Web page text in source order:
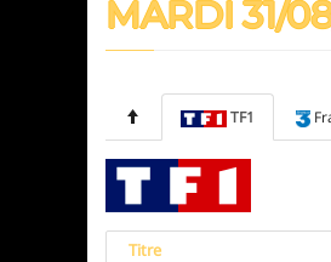
MARDI 31/
TF1
Titre